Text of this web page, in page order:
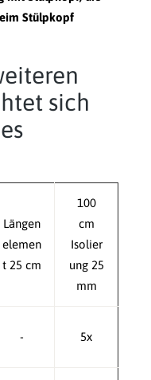
Stülpkopf
sich
Längen
elemen
t 25 cm
100
cm
Isolier
ung 25
mm
- 5x